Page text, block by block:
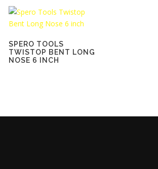
SPERO TOOLS
TWISTOP BENT LONG
NOSE 6 INCH